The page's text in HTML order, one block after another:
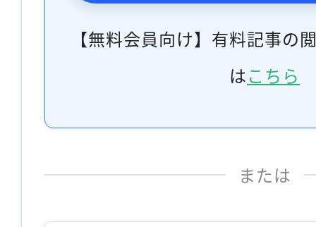
【無料会員向け】有料記事の
はこちら
または